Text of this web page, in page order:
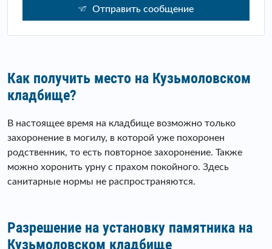
Отправить сообщение
Как получить место на Кузьмоловском
кладбище?
В настоящее время на кладбище возможно только
захоронение в могилу, в которой уже похоронен
родственник, то есть повторное захоронение. Также
можно хоронить урну с прахом покойного. Здесь
санитарные нормы не распространяются.
Разрешение на установку памятника на
Кузьмоловском кладбище